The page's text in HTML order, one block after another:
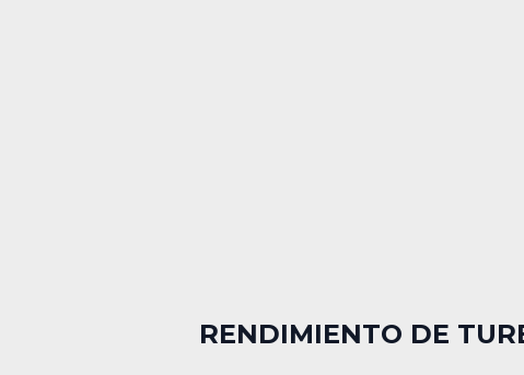
RENDIMIENTO DE